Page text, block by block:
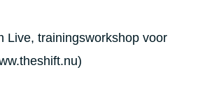
Live, trainingsworkshop voor